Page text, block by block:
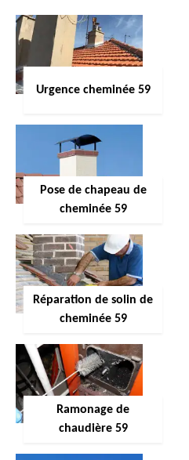
Urgence cheminée 59
Pose de chapeau de
cheminée 59
Réparation de solin de
cheminée 59
Ramonage de
chaudière 59